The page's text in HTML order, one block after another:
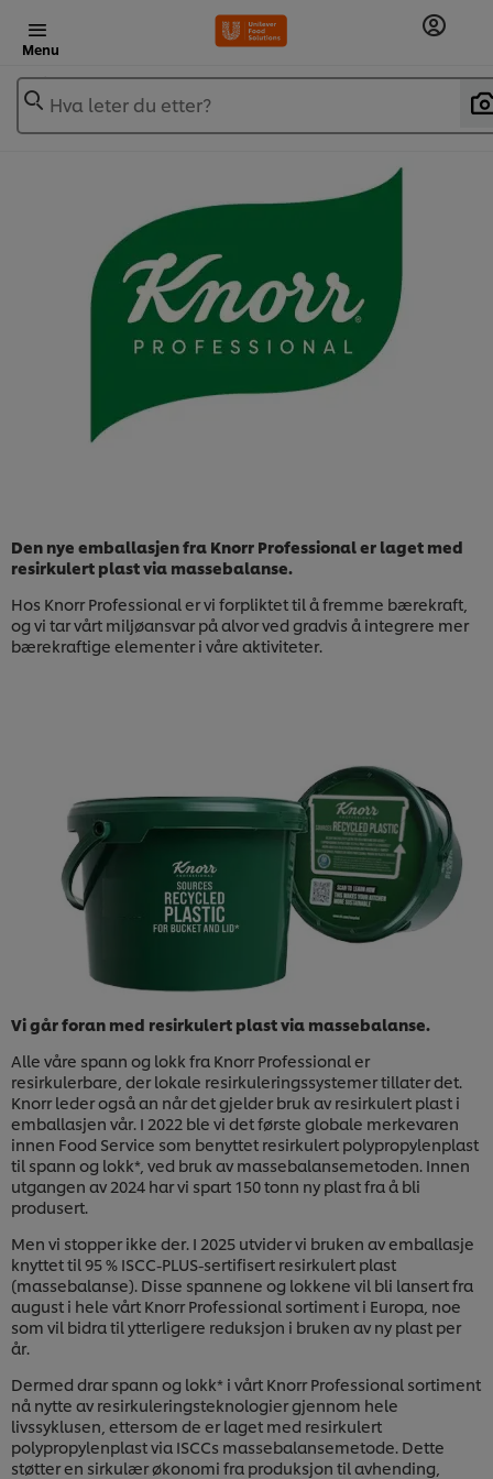
Menu
Hva leter du etter?
Den nye emballasjen fra Knorr Professional er laget med
resirkulert plast via massebalanse.
Hos Knorr Professional er vi forpliktet til å fremme bærekraft,
og vi tar vårt miljøansvar på alvor ved gradvis å integrere mer
bærekraftige elementer i våre aktiviteter.
Vi går foran med resirkulert plast via massebalanse.
Alle våre spann og lokk fra Knorr Professional er
resirkulerbare, der lokale resirkuleringssystemer tillater det.
Knorr leder også an når det gjelder bruk av resirkulert plast i
emballasjen vår. I 2022 ble vi det første globale merkevaren
innen Food Service som benyttet resirkulert polypropylenplast
til spann og lokk*, ved bruk av massebalansemetoden. Innen
utgangen av 2024 har vi spart 150 tonn ny plast fra å bli
produsert.
Men vi stopper ikke der. I 2025 utvider vi bruken av emballasje
knyttet til 95 % ISCC-PLUS-sertifisert resirkulert plast
(massebalanse). Disse spannene og lokkene vil bli lansert fra
august i hele vårt Knorr Professional sortiment i Europa, noe
som vil bidra til ytterligere reduksjon i bruken av ny plast per
år.
Dermed drar spann og lokk* i vårt Knorr Professional sortiment
nå nytte av resirkuleringsteknologier gjennom hele
livssyklusen, ettersom de er laget med resirkulert
polypropylenplast via ISCCs massebalansemetode. Dette
støtter en sirkulær økonomi fra produksjon til avhending,